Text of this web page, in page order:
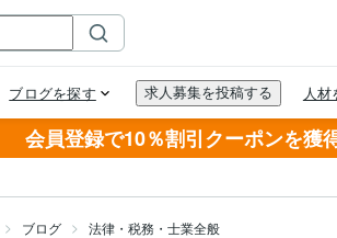
会員登録で10％割引クーポンを獲
ブログ 法律・税務・士業全般